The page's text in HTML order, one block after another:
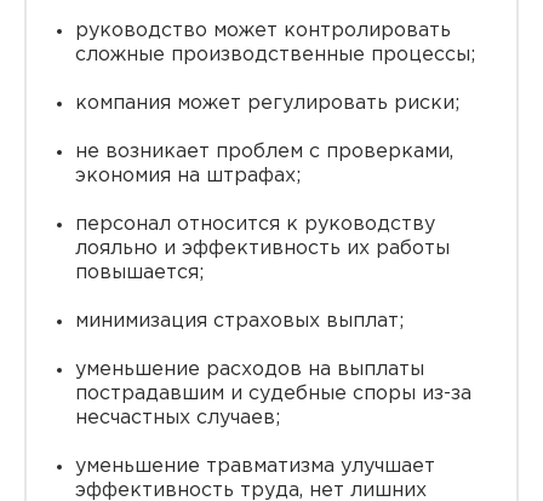
руководство может контролировать
сложные производственные процессы;
компания может регулировать риски;
не возникает проблем с проверками,
экономия на штрафах;
персонал относится к руководству
лояльно и эффективность их работы
повышается;
минимизация страховых выплат;
уменьшение расходов на выплаты
пострадавшим и судебные споры из-за
несчастных случаев;
уменьшение травматизма улучшает
эффективность труда, нет лишних